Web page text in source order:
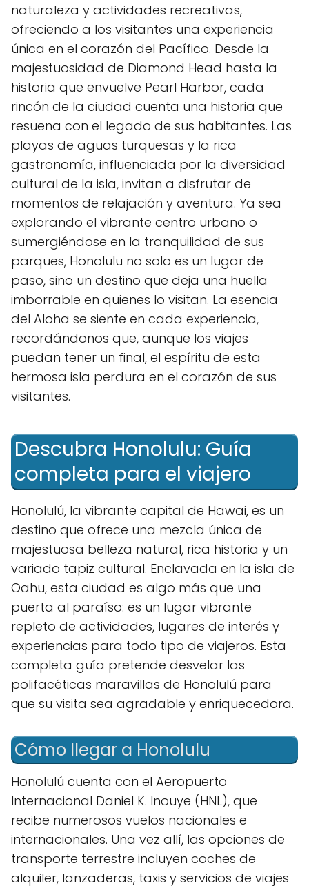
naturaleza y actividades recreativas,
ofreciendo a los visitantes ‌una experiencia‍
única en el​ corazón del Pacífico. Desde la ​
majestuosidad de Diamond Head‌ hasta la
historia ‌que envuelve Pearl​ Harbor, cada
rincón de la ciudad cuenta una historia que
resuena con el legado de sus habitantes.‍ Las
playas de aguas turquesas y la ‌rica
gastronomía, influenciada⁤ por la diversidad
cultural de la isla, invitan a disfrutar de​
momentos de relajación y aventura. ⁤Ya sea
explorando⁤ el ⁤vibrante centro ⁣urbano o
sumergiéndose en‍ la tranquilidad ⁤de sus
‌parques, Honolulu no ​solo⁣ es ⁣un lugar de
paso, sino un destino que deja‌ una huella
imborrable en⁤ quienes ‍lo⁤ visitan. La esencia
del Aloha se siente en cada experiencia,
recordándonos que, aunque los ⁢viajes
puedan tener un final, el espíritu de esta
hermosa isla ​perdura en el corazón de sus
visitantes.
Descubra Honolulu: Guía
completa para el viajero
Honolulú, la vibrante capital de Hawai, es un
destino que ofrece una mezcla única de
majestuosa belleza natural, rica historia y un
variado tapiz cultural. Enclavada en la isla de
Oahu, esta ciudad es algo más que una
puerta al paraíso: es un lugar vibrante
repleto de actividades, lugares de interés y
experiencias para todo tipo de viajeros. Esta
completa guía pretende desvelar las
polifacéticas maravillas de Honolulú para
que su visita sea agradable y enriquecedora.
Cómo llegar a Honolulu
Honolulú cuenta con el Aeropuerto
Internacional Daniel K. Inouye (HNL), que
recibe numerosos vuelos nacionales e
internacionales. Una vez allí, las opciones de
transporte terrestre incluyen coches de
alquiler, lanzaderas, taxis y servicios de viajes